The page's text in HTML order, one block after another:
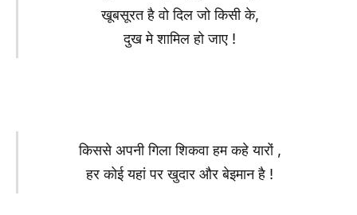
खूबसूरत है वो दिल जो किसी के,
दुख मे शामिल हो जाए !
किससे अपनी गिला शिकवा हम कहे यारों ,
हर कोई यहां पर खुदार और बेइमान है !